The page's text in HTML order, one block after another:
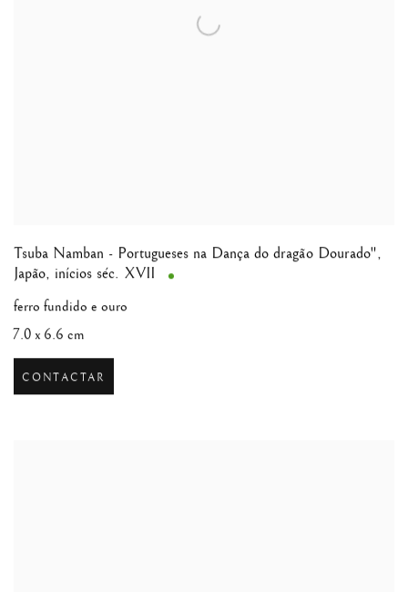
Tsuba Namban - Portugueses na Dança do dragão Dourado",
Japão, inícios séc. XVII
ferro fundido e ouro
7.0 x 6.6 cm
CONTACTAR